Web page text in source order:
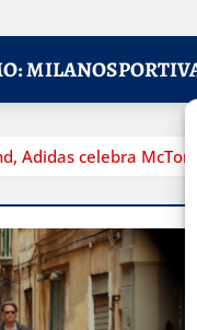
Adidas celebra